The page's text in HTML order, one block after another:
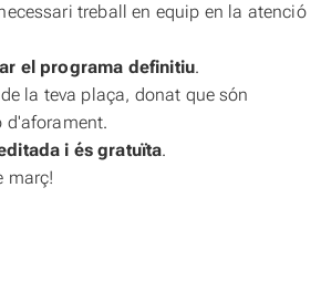
treball en equip en la atenció
el programa definitiu.
la teva plaça, donat que són
d'aforament.
i és gratuïta.
març!